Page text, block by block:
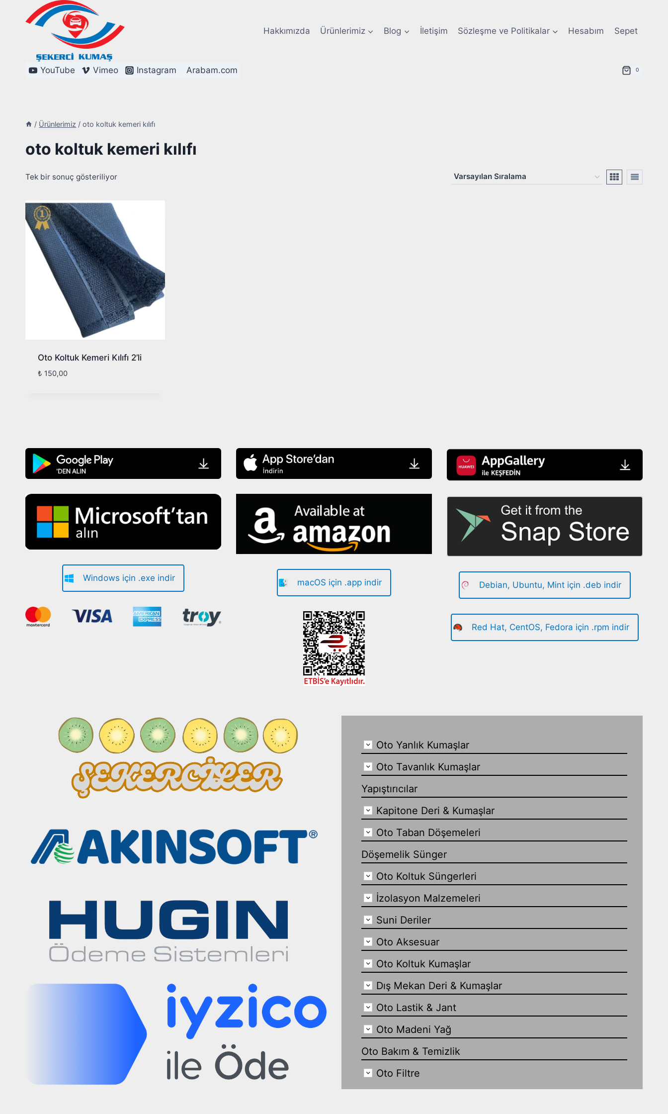
Hakkımızda Ürünlerimiz Blog İletişim Sözleşme ve Politikalar Hesabım Sepet
YouTube Vimeo Instagram Arabam.com 0
/ Ürünlerimiz / oto koltuk kemeri kılıfı
oto koltuk kemeri kılıfı
Tek bir sonuç gösteriliyor
Oto Koltuk Kemeri Kılıfı 2’li
₺ 150,00
Windows için .exe indir macOS için .app indir Debian, Ubuntu, Mint için .deb indir
Red Hat, CentOS, Fedora için .rpm indir
Oto Yanlık Kumaşlar
Oto Tavanlık Kumaşlar
Yapıştırıcılar
Kapitone Deri & Kumaşlar
Oto Taban Döşemeleri
Döşemelik Sünger
Oto Koltuk Süngerleri
İzolasyon Malzemeleri
Suni Deriler
Oto Aksesuar
Oto Koltuk Kumaşlar
Dış Mekan Deri & Kumaşlar
Oto Lastik & Jant
Oto Madeni Yağ
Oto Bakım & Temizlik
Oto Filtre